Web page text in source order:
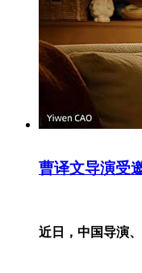
曹译文导演受
近日，中国导演